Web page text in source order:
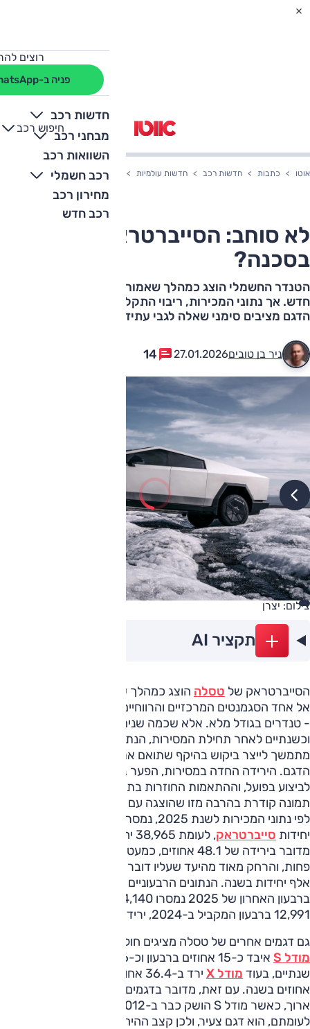
רוצים
פניה ב-WhatsApp
חדשות רכב
מבחני רכב
השוואות רכב
רכב חשמלי
מחירון רכב
רכב חדש
חיפוש רכב
+
-
אוטו כתבות חדשות רכב חדשות עולמיות לא סוחב: הסייברטראק של טסלה
לא סוחב: הסייברטראק של טסלה
בסכנה?
הטנדר החשמלי הוצג כמהלך שאמור היה לפרוץ לטסלה שוק
חדש. אך נתוני המכירות, ריבוי התקלות וחוסר האמון סביב
הדגם מציבים סימני שאלה לגבי עתידו
ניר בן טובים27.01.2026
14
צילום: יצרן
תקציר AI
הסייברטראק של טסלה הוצג כמהלך שנועד להכניס את החברה
אל אחד הסגמנטים המרכזיים והרווחיים בשוק הרכב האמריקאי
- טנדרים בגודל מלא. אלא שכמה שנים לאחר ההכרזה,
וכשנתיים לאחר תחילת המסירות, הנתונים מצביעים על קושי
מתמשך לייצר ביקוש בהיקף שתואם את הציפיות שנבנו סביב
הדגם. הירידה החדה במסירות, הפער בין התחזיות המוקדמות
לביצוע בפועל, וההתאמות החוזרות בתמהיל הגרסאות מציירים
תמונה קודרת בהרבה מזו שהוצגה עם השקתו.
יחידות סייברטראק
, לעומת 38,965 יחידות בשנה שקדמה לה.
מדובר בירידה של 48.1 אחוזים, כמעט עשרים אלף מסירות
אלף יחידות בשנה. הנתונים הרבעוניים גם כן לא מבשרים טובות:
12,991 ברבעון המקביל ב-2024, ירידה של 68.1 אחוזים.
גם דגמים אחרים של טסלה מציגים חולשה, אך בהקשר שונה.
מודל S
שנתיים, בעוד מודל X
אחוזים בשנה. עם זאת, מדובר בדגמים מבוגרים עם מחזור חיים
לעומתם, הוא דגם צעיר, ולכן קצב ההיחלשות שלו בולט במיוחד.